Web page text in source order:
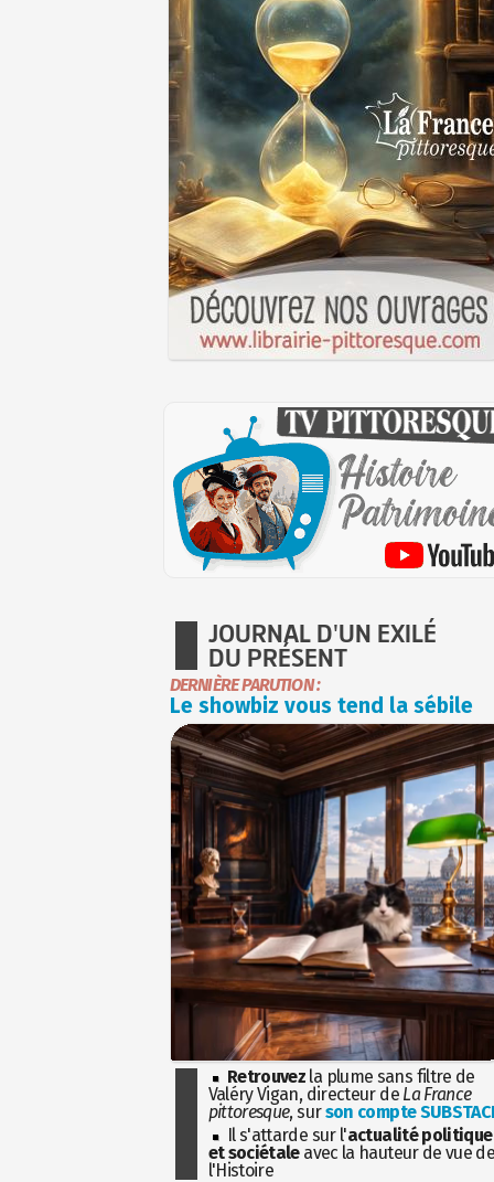
JOURNAL D'UN EXILÉ
DU PRÉSENT
DERNIÈRE PARUTION :
Le showbiz vous tend la sébile
Retrouvez la plume sans filtre de
Valéry Vigan, directeur de La France
pittoresque, surson compte
Il s'attarde sur l'actualité politique
et sociétaleavec la hauteur de vue
l'Histoire